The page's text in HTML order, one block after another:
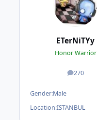
ETerNiTYy
Honor Warrior
270
posts
Gender:Male
Location:ISTANBUL